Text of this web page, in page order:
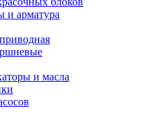
и арматура
и масла